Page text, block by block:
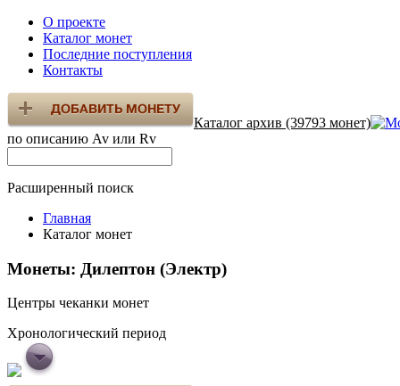
О проекте
Каталог монет
Последние поступления
Контакты
Каталог архив (39793 монет)
по описанию Av или Rv
Расширенный поиск
Главная
Каталог монет
Монеты: Дилептон (Электр)
Центры чеканки монет
Хронологический период